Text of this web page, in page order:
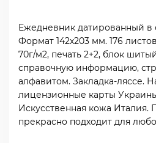
Ежедневник датированный в
Формат 142х203 мм. 176
70г/м2, печать 2+2, блок
справочную информацию,
алфавитом. Закладка-ляссе.
лицензионные карты
Искусственная кожа Италия.
прекрасно подходит для